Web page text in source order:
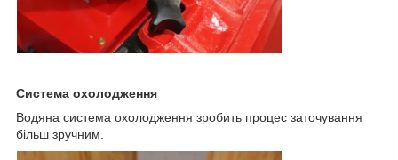
Система охолодження
Водяна система охолодження зробить процес заточування
більш зручним.